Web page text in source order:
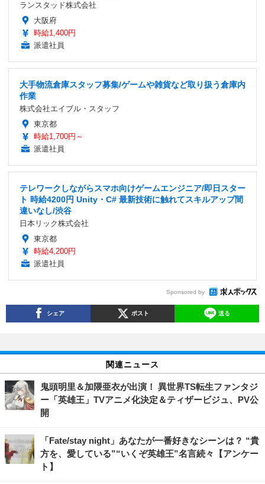
ランスタッド株式会社
大阪府
時給1,400円
派遣社員
大手物流倉庫スタッフ募集/ゲームや雑貨など取り扱う倉庫内
作業
株式会社エイブル・スタッフ
東京都
時給1,700円～
派遣社員
テレワークしながらスマホ向けゲームエンジニア/即日スター
ト 時給4200円 Unity・C# 最新技術に触れてスキルアップ間
違いなし/渋谷
日本リック株式会社
東京都
時給4,200円
派遣社員
Sponsored by
シェア ポスト 送る
関連ニュース
鬼頭明里＆加隈亜衣が出演！ 異世界TS転生ファンタジ
ー「英雄王」TVアニメ化決定＆ティザービジュ、PV公
開
「Fate/stay night」あなたが一番好きなシーンは？ “貴
方を、愛している”“いくぞ英雄王”名言続々【アンケー
ト】